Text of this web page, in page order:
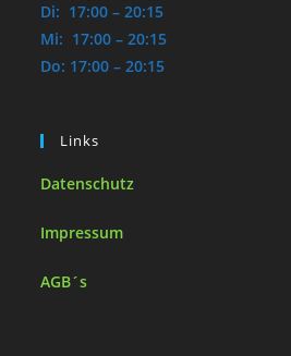
Di: 17:00 – 20:15
Mi: 17:00 – 20:15
Do: 17:00 – 20:15
Links
Datenschutz
Impressum
AGB´s